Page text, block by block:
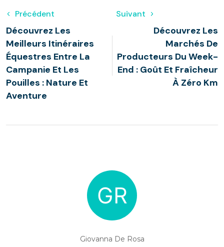
Précédent
Découvrez Les
Meilleurs Itinéraires
Équestres Entre La
Campanie Et Les
Pouilles : Nature Et
Aventure
Suivant
Découvrez Les
Marchés De
Producteurs Du Week-
End : Goût Et Fraîcheur
À Zéro Km
Giovanna De Rosa